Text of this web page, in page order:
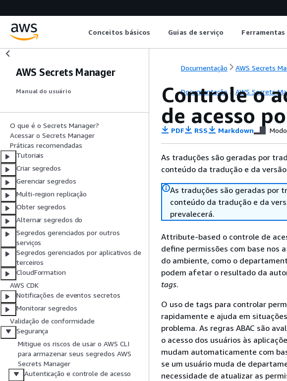
Conceitos básicos Guias de serviço
AWS Secrets Manager
Manual do usuário
O que é o Secrets Manager?
Acessar o Secrets Manager
Práticas recomendadas
Tutoriais
Criar segredos
Gerenciar segredos
Multi-region replicação
Obter segredos
Alternar segredos do
Segredos gerenciados por outros
serviços
Segredos gerenciados por aplicativos de
terceiros
CloudFormation
AWS CDK
Notificações de eventos secretos
Monitorar segredos
Validação de conformidade
Segurança
Mitigue os riscos de usar o AWS CLI
para armazenar seus segredos AWS
Secrets Manager
Autenticação e controle de acesso
Documentação AWS Secrets
Documentação AWS Secrets
Controle o
de acesso
PDF RSS Markdown
As traduções são geradas por
conteúdo da tradução e da
As traduções são geradas por
conteúdo da tradução e da
prevalecerá.
Attribute-based o controle de
define permissões com base nos
do ambiente, como o
podem afetar o resultado da
tags.
O uso de tags para controlar
rapidamente e ajuda em
problema. As regras ABAC são
o acesso dos usuários às
mudam automaticamente com
se um usuário muda de
necessidade de atualizar as